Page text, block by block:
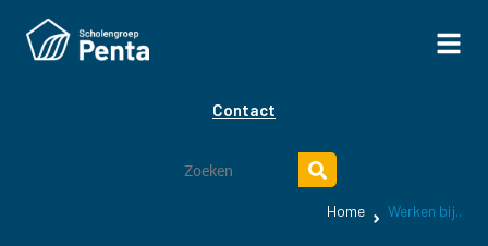
Contact
Home Werken bij..